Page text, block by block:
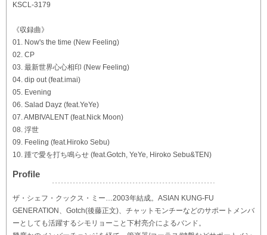
KSCL-3179
《収録曲》
01. Now's the time (New Feeling)
02. CP
03. 最新世界心心相印 (New Feeling)
04. dip out (feat.imai)
05. Evening
06. Salad Dayz (feat.YeYe)
07. AMBIVALENT (feat.Nick Moon)
08. 浮世
09. Feeling (feat.Hiroko Sebu)
10. 踵で愛を打ち鳴らせ (feat.Gotch, YeYe, Hiroko Sebu&TEN)
Profile
ザ・シェフ・クックス・ミー…2003年結成。ASIAN KUNG-FU
GENERATION、Gotch(後藤正文)、チャットモンチーなどのサポートメンバ
ーとしても活躍するシモリョーこと下村亮介によるバンド。